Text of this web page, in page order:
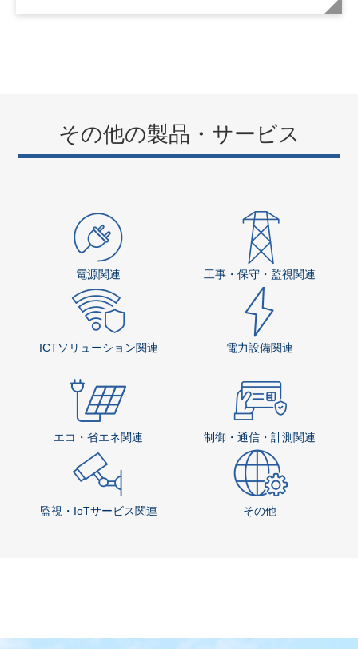
デジタルサイネージ関連の他の
サービス
デジタルサイネージ・情報提供装置